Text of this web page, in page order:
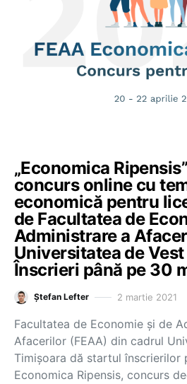
„Economica
concurs online cu
economică pentru
de Facultatea de
Administrare a
Universitatea de
Înscrieri până pe 30
Ștefan Lefter 2 martie 2021
Facultatea de Economie și de
Afacerilor (FEAA) din cadrul
Timișoara dă startul înscrierilor
Economica Ripensis, concurs